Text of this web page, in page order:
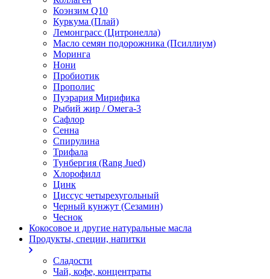
Коэнзим Q10
Куркума (Плай)
Лемонграсс (Цитронелла)
Масло семян подорожника (Псиллиум)
Моринга
Нони
Пробиотик
Прополис
Пуэрария Мирифика
Рыбий жир / Омега-3
Сафлор
Сенна
Спирулина
Трифала
Тунбергия (Rang Jued)
Хлорофилл
Цинк
Циссус четырехугольный
Черный кунжут (Сезамин)
Чеснок
Кокосовое и другие натуральные масла
Продукты, специи, напитки
Сладости
Чай, кофе, концентраты